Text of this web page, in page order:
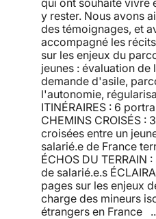
y rester. Nous avons
des témoignages, et
accompagné les
sur les enjeux du
jeunes : évaluation de
demande d'asile,
l'autonomie,
ITINÉRAIRES : 6
CHEMINS CROISÉS :
croisées entre un
salarié.e de France
ÉCHOS DU TERRAIN
de salarié.e.s
pages sur les enjeux
charge des mineurs
étrangers en France